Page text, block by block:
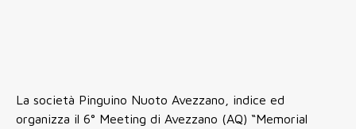
La società Pinguino Nuoto Avezzano, indice ed
organizza il 6° Meeting di Avezzano (AQ) “Memorial